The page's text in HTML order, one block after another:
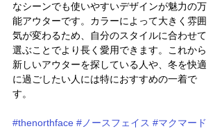
なシーンでも使いやすいデザインが魅力の万
能アウターです。カラーによって大きく雰囲
気が変わるため、自分のスタイルに合わせて
選ぶことでより長く愛用できます。これから
新しいアウターを探している人や、冬を快適
に過ごしたい人には特におすすめの一着で
す。
#thenorthface #ノースフェイス #マクマード